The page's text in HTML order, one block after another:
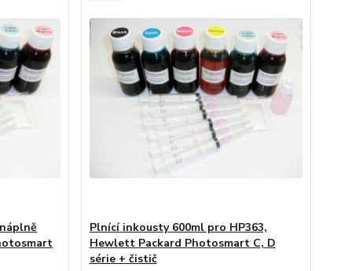
Plnící inkousty 600ml pro HP363,
Hewlett Packard Photosmart C, D
série + čistič